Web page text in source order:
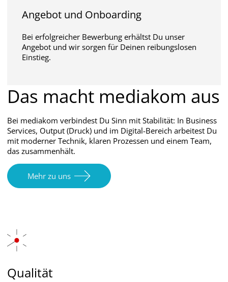
Angebot und Onboarding
Bei erfolgreicher Bewerbung erhältst Du unser
Angebot und wir sorgen für Deinen reibungslosen
Einstieg.
Das macht mediakom aus
Bei mediakom verbindest Du Sinn mit Stabilität: In Business
Services, Output (Druck) und im Digital-Bereich arbeitest Du
mit moderner Technik, klaren Prozessen und einem Team,
das zusammenhält.
Mehr zu uns
Qualität